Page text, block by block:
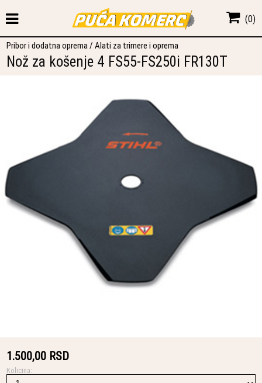
(0)
Pribor i dodatna oprema/Alati za trimere i oprema
Nož za košenje 4 FS55-FS250i FR130T
1.500,00 RSD
Kolicina: